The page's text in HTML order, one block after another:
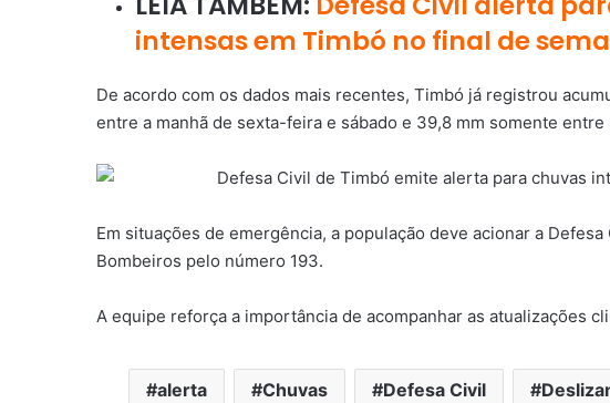
intensas em Timbó no final de
De acordo com os dados mais recentes, Timbó já registrou
entre a manhã de sexta-feira e sábado e 39,8 mm somente
Em situações de emergência, a população deve acionar a
Bombeiros pelo número 193.
A equipe reforça a importância de acompanhar as atualizações
alerta Chuvas Defesa Civil